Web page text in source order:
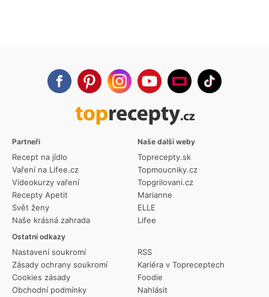
Partneři
Recept na jídlo
Vaření na Lifee.cz
Videokurzy vaření
Recepty Apetit
Svět ženy
Naše krásná zahrada
Ostatní odkazy
Nastavení soukromí
Zásady ochrany soukromí
Cookies zásady
Obchodní podmínky
RSS
Kariéra v Topreceptech
Foodie
Nahlásit
Naše další weby
Toprecepty.sk
Topmoucniky.cz
Topgrilovani.cz
Marianne
ELLE
Lifee